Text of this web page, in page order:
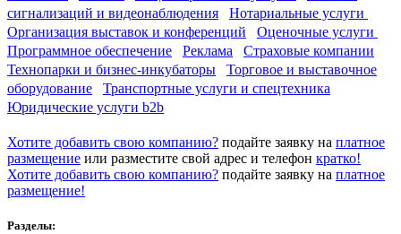
сигнализаций и видеонаблюдения
Нотариальные услуги
Организация выставок и конференций
Оценочные услуги
Программное обеспечение
Реклама
Страховые компании
Технопарки и бизнес-инкубаторы
Торговое и выставочное
оборудование
Транспортные услуги и спецтехника
Юридические услуги b2b
Хотите добавить свою компанию? подайте заявку на платное
размещение или разместите свой адрес и телефон кратко!
Хотите добавить свою компанию? подайте заявку на платное
размещение!
Разделы: